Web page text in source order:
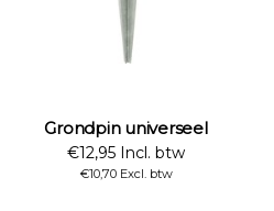
Grondpin universeel
€12,95 Incl. btw
€10,70 Excl. btw